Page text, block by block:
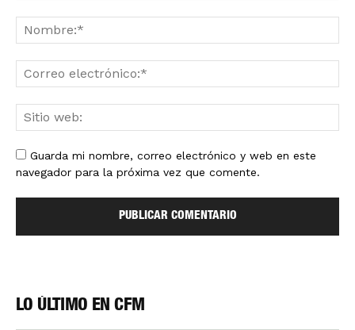
Guarda mi nombre, correo electrónico y web en este
navegador para la próxima vez que comente.
LO ÚLTIMO EN CFM